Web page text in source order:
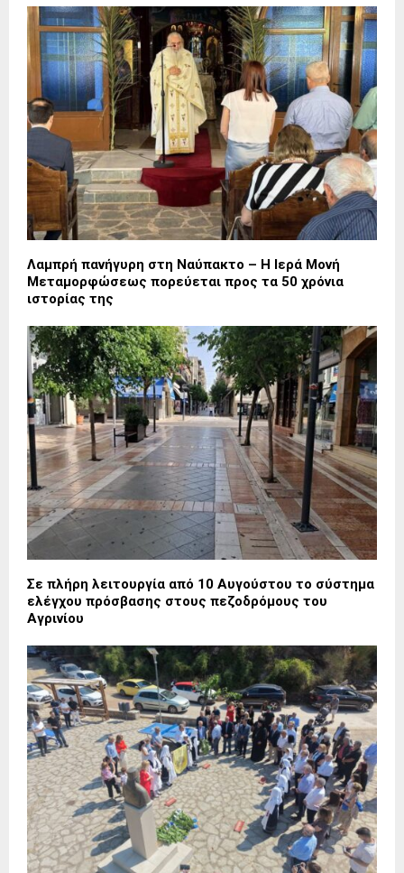
Λαμπρή πανήγυρη στη Ναύπακτο – Η Ιερά Μονή
Μεταμορφώσεως πορεύεται προς τα 50 χρόνια
ιστορίας της
Σε πλήρη λειτουργία από 10 Αυγούστου το σύστημα
ελέγχου πρόσβασης στους πεζοδρόμους του
Αγρινίου